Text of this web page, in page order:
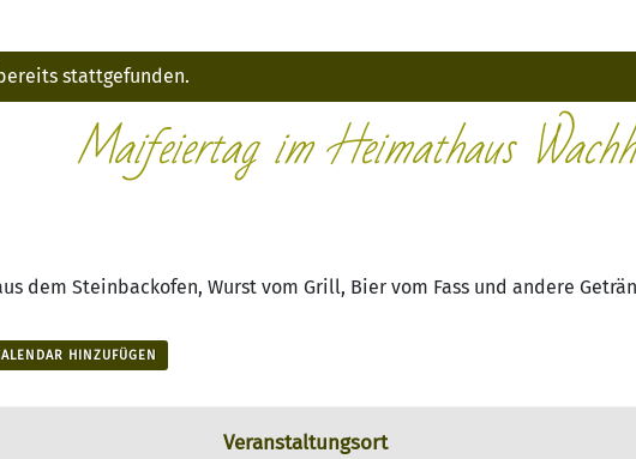
stattgefunden.
Maifeiertag im Heimathaus
dem Steinbackofen, Wurst vom Grill, Bier vom Fass und andere
HINZUFÜGEN
Veranstaltungsort